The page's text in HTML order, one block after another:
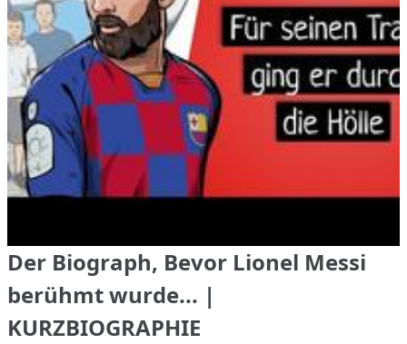
Der Biograph, Bevor Lionel Messi
berühmt wurde... |
KURZBIOGRAPHIE